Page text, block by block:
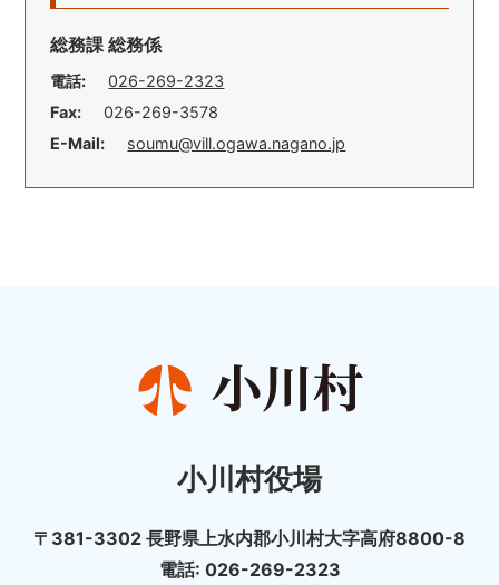
総務課 総務係
電話:
026-269-2323
Fax:
026-269-3578
E-Mail:
soumu@vill.ogawa.nagano.jp
小川村役場
〒381-3302 長野県上水内郡小川村大字高府8800-8
電話: 026-269-2323